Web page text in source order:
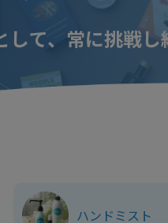
て、常に挑戦し
ハンドミスト